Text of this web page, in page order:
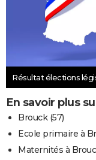
Résultat élections
En savoir plus
Brouck (57)
Ecole primaire à
Maternités à